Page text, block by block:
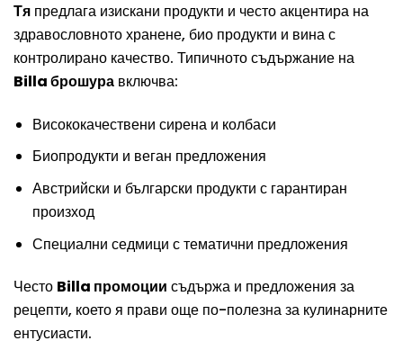
Тя предлага изискани продукти и често акцентира на
здравословното хранене, био продукти и вина с
контролирано качество. Типичното съдържание на
Billa брошура включва:
Висококачествени сирена и колбаси
Биопродукти и веган предложения
Австрийски и български продукти с гарантиран
произход
Специални седмици с тематични предложения
Често Billa промоции съдържа и предложения за
рецепти, което я прави още по-полезна за кулинарните
ентусиасти.